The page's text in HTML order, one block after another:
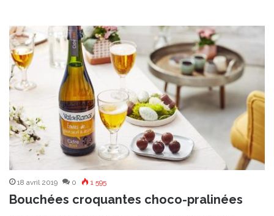
18 avril 2019 0 1 595
Bouchées croquantes choco-pralinées